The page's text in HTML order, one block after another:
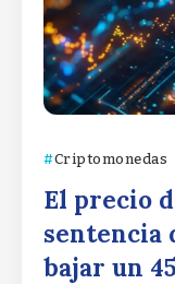
Criptomonedas
El precio
sentencia
bajar un